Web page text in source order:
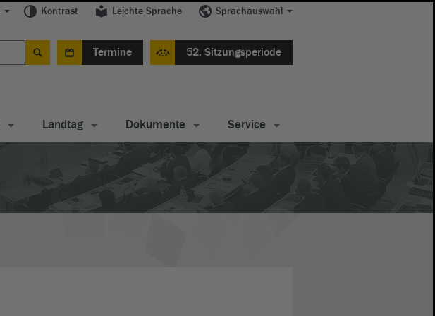
Kontrast Leichte Sprache Sprachauswahl
Termine 52. Sitzungsperiode
Landtag Dokumente Service